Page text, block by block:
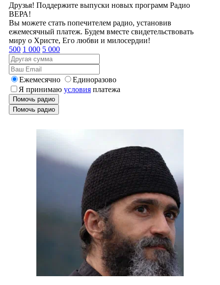
Друзья! Поддержите выпуски новых программ Радио
ВЕРА!
Вы можете стать попечителем радио, установив
ежемесячный платеж. Будем вместе свидетельствовать
миру о Христе, Его любви и милосердии!
500 1 000 5 000
Ежемесячно
Единоразово
Я принимаю условия платежа
Помочь радио
Помочь радио